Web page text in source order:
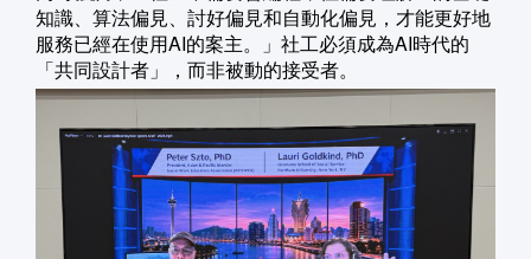
知識、算法偏見、討好偏見和自動化偏見，才能更好地
服務已經在使用AI的案主。」社工必須成為AI時代的
「共同設計者」，而非被動的接受者。